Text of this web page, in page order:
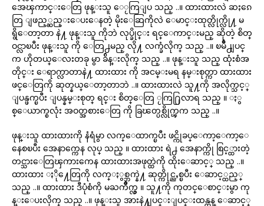
အေၾကာင္းေတြ ဖုန္းသူ ေႂကြျပ သည္ ..။ ထားထားလဲ ဆႏၵေ
တြ ျဖည့္ဆည္းေပးေနတဲ့ မိုးေဆြကိုလဲ ေမာင္းထုတ္လိုက္လို႔ မ
ရွိေတာ့တာ နဲ႔ ဖုန္းသူ ကိုဘဲ လုပ္ခိုင္း ရင္ေကာင္းမည္ ဆိုတဲ့ စိတ္
ဝင္လာၿပီး ဖုန္းသူ ကို ေတြ႕မည္ လို႔ လက္ခံလိုက္ သည္ ..။ ၿမိဳ႕ျပင္
က ဟိုတယ္ေလးတခု မွာ ခ်ိန္းလိုက္ သည္ ..။ ဖုန္းသူ သည္ ထုံးစံအ
တိုင္း ေရာက္လာတာနဲ႔ ထားထား ကို အငမ္းမရ နမ္းစုတ္ကာ ထားထား
ဖင္ေတြကို ဆုတ္နယ္ေတာ့တာဘဲ ..။ ထားထားလဲ သူ႔ကို အလိုက္သင့္
ျပန္ဖက္ၿပီး ျပန္နမ္းစုတ္ ရင္း စိတ္ေတြ ႂကြ႐ြလာရ သည္ ။ ႏွ
စ္ေယာက္စလုံး အဝတ္အစားေတြ ကို ခြၽတ္ပစ္လိုက္ၾက သည္ ..။
ဖုန္းသူ ထားထားကို နံရံမွာ လက္ေထာက္ၿပီး ဖင္ကိုခပ္ေကာ့ေကာ့ေ
နေစၿပီး အေနာက္ကေန လုပ္ သည္ ။ ထားထား ရဲ႕ အေနာက္ကို စြင့္ထားတဲ့
တင္သားေတြၾကားကေန ထားထားအဖုတ္ထဲကို ထိုးေဆာင့္ သည္ ..။
ထားထား ႏို႔ေတြကို လက္ႏွစ္ဘက္နဲ႔ ဆုတ္ကိုင္ညႇစ္ၿပီး ေဆာင့္ထည့္
သည္ ..။ ထားထား ဒီပုံစံကို မႀကိဳက္လွ ။ သူ႔ကို ကုတင္ေစာင္းမွာ ကု
န္းေပးလိုက္ သည္ ..။ ဖုန္းသူ အားနဲ႔ျပင္းျပင္းထန္ထန္ ေဆာင့္